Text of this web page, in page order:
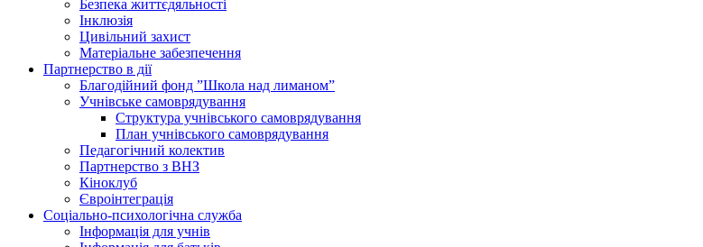
Безпека життєдяльності
Інклюзія
Цивільний захист
Матеріальне забезпечення
Партнерство в дії
Благодійний фонд ”Школа над лиманом”
Учнівське самоврядування
Структура учнiвського самоврядування
План учнiвського самоврядування
Педагогічний колектив
Партнерство з ВНЗ
Кіноклуб
Євроінтеграція
Соціально-психологічна служба
Інформація для учнів